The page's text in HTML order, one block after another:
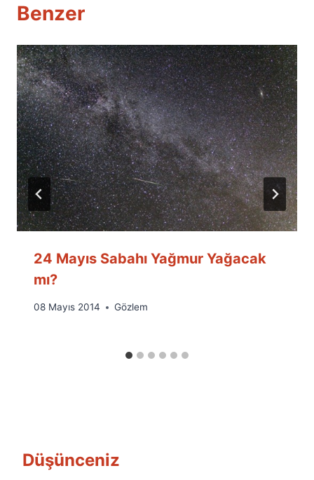
Benzer
24 Mayıs Sabahı Yağmur Yağacak
mı?
By
08 Mayıs 2014 Gözlem
Düşünceniz